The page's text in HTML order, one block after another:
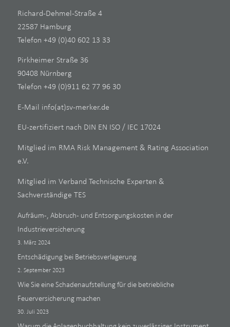
Richard-Dehmel-Straße 4
22587 Hamburg
Telefon +49 (0)40 602 13 33
Pirkheimer Straße 36
90408 Nürnberg
Telefon +49 (0)911 62 77 96 30
E-Mail info(at)sv-merker.de
EU-zertifiziert nach DIN EN ISO / IEC 17024
Mitglied im RMA Risk Management & Rating Association
e.V.
Mitglied im Verband Technische Experten &
Sachverständige TES
Aufräum-, Abbruch- und Entsorgungskosten in der
Industrieversicherung
3. März 2024
Entschädigung bei Betriebsverlagerung
2. September 2023
Wie Sie eine Schadenaufstellung für die betriebliche
Feuerversicherung machen
30. Juli 2023